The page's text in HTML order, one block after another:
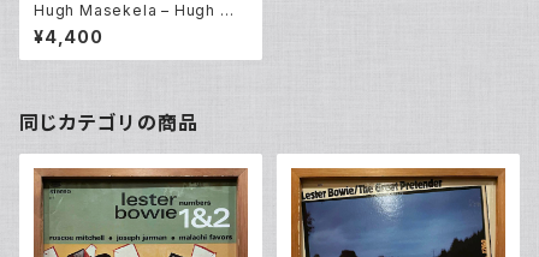
Hugh Masekela – Hugh Ma
sekela (LP)
¥4,400
同じカテゴリの商品